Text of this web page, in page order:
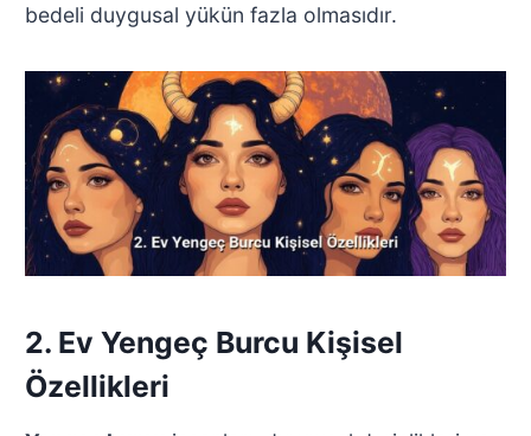
bedeli duygusal yükün fazla olmasıdır.
2. Ev Yengeç Burcu Kişisel
Özellikleri